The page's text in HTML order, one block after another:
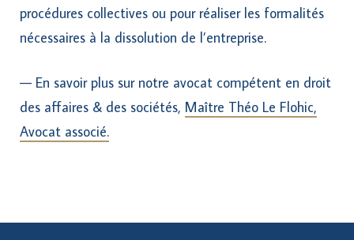
procédures collectives ou pour réaliser les formalités
nécessaires à la dissolution de l’entreprise.
— En savoir plus sur notre avocat compétent en droit
des affaires & des sociétés, Maître Théo Le Flohic,
Avocat associé.